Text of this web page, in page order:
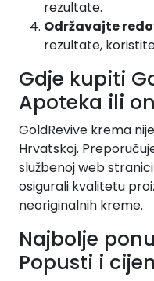
rezultate.
Održavajte
rezultate,
Gdje kupiti
Apoteka ili
GoldRevive krema
Hrvatskoj.
službenoj web
osigurali kvalitetu
neoriginalnih kreme.
Najbolje
Popusti i